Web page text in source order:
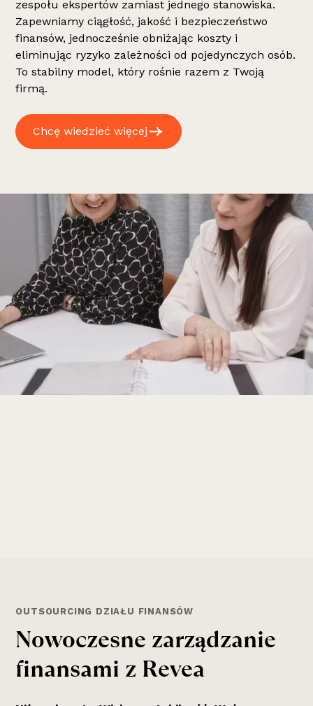
zespołu ekspertów zamiast jednego stanowiska.
Zapewniamy ciągłość, jakość i bezpieczeństwo
finansów, jednocześnie obniżając koszty i
eliminując ryzyko zależności od pojedynczych osób.
To stabilny model, który rośnie razem z Twoją
firmą.
Chcę wiedzieć więcej
OUTSOURCING DZIAŁU FINANSÓW
Nowoczesne zarządzanie
finansami z Revea